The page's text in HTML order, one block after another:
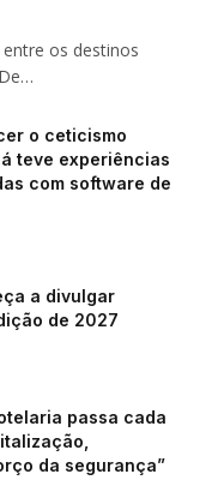
os destinos
o ceticismo
teve experiências
com software de
a divulgar
de 2027
passa cada
da segurança”